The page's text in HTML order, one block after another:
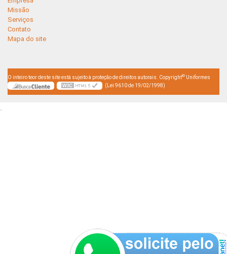
Missão
Serviços
Contato
Mapa do site
O inteiro teor deste site está sujeito à proteção de direitos autorais. Copyright© Uniformes
(Lei 9610 de 19/02/1998)